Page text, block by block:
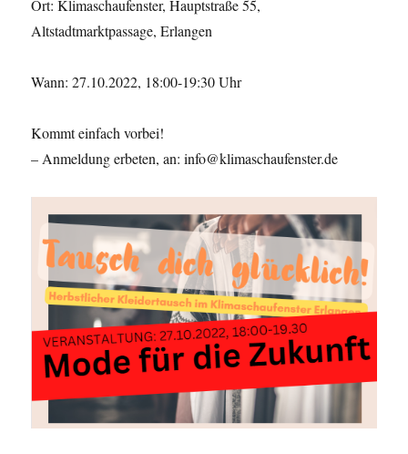
Ort: Klimaschaufenster, Hauptstraße 55,
Altstadtmarktpassage, Erlangen
Wann: 27.10.2022, 18:00-19:30 Uhr
Kommt einfach vorbei!
– Anmeldung erbeten, an: info@klimaschaufenster.de